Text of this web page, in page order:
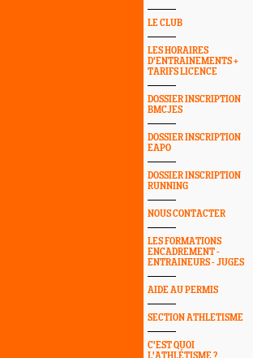
LE CLUB
LES HORAIRES
D'ENTRAINEMENTS +
TARIFS LICENCE
DOSSIER INSCRIPTION
BMCJES
DOSSIER INSCRIPTION
EAPO
DOSSIER INSCRIPTION
RUNNING
NOUS CONTACTER
LES FORMATIONS
ENCADREMENT -
ENTRAINEURS - JUGES
AIDE AU PERMIS
SECTION ATHLETISME
C'EST QUOI